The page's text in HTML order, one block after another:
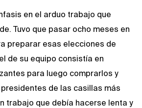
en el arduo trabajo que
Tuvo que pasar ocho meses en
preparar esas elecciones de
de su equipo consistía en
para luego comprarlos y
de las casillas más
trabajo que debía hacerse lenta y